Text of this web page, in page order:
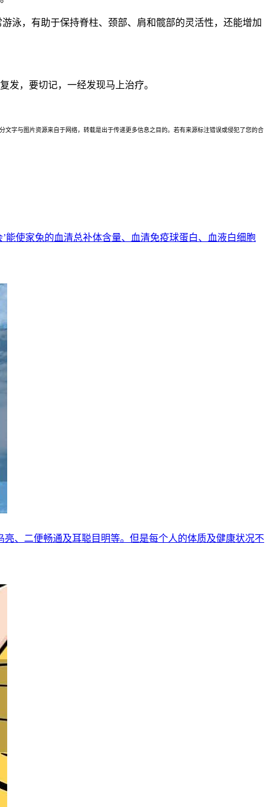
泳，有助于保持脊柱、颈部、肩和髋部的灵活性，还能增加
发，要切记，一经发现马上治疗。
文字与图片资源来自于网络，转载是出于传递更多信息之目的。若有来源标注错误或侵犯了您的合
能使家兔的血清总补体含量、血清免疫球蛋白、血液白细胞
、二便畅通及耳聪目明等。但是每个人的体质及健康状况不